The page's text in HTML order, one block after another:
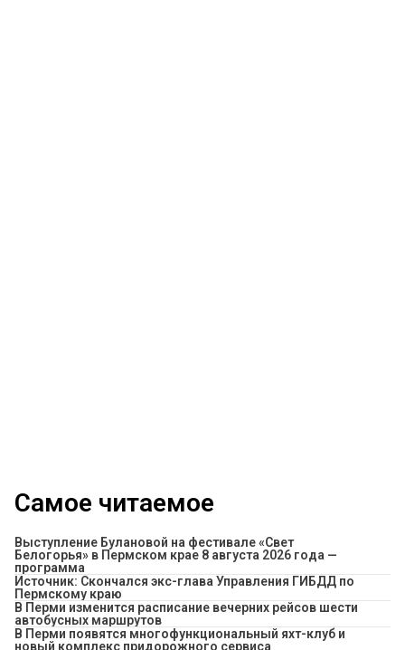
Самое читаемое
Выступление Булановой на фестивале «Свет
Белогорья» в Пермском крае 8 августа 2026 года —
программа
Источник: Скончался экс-глава Управления ГИБДД по
Пермскому краю
​В Перми изменится расписание вечерних рейсов шести
автобусных маршрутов
В Перми появятся многофункциональный яхт-клуб и
новый комплекс придорожного сервиса